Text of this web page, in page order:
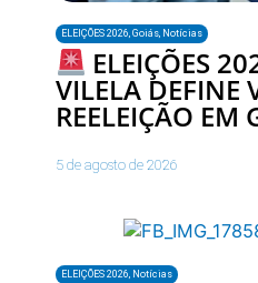
ELEIÇÕES 2026, Goiás, Notícias
ELEIÇÕES
VILELA DEFINE
REELEIÇÃO EM
5 de agosto de 2026
ELEIÇÕES 2026 Notícias